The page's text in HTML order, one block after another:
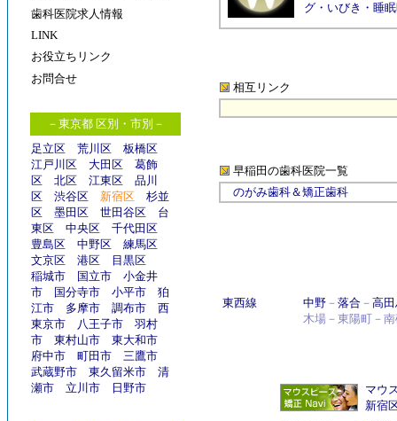
歯科医院求人情報
LINK
お役立ちリンク
お問合せ
－東京都 区別・市別－
足立区
荒川区
板橋区
江戸川区
大田区
葛飾
区
北区 江東区
品川
区
渋谷区 新宿区
杉並
区
墨田区 世田谷区
台
東区
中央区
千代田区
豊島区
中野区
練馬区
文京区
港区
目黒区
稲城市
国立市 小金井
市
国分寺市 小平市
狛
江市
多摩市 調布市
西
東京市
八王子市
羽村
市
東村山市
東大和市
府中市
町田市
三鷹市
武蔵野市
東久留米市
清
瀬市
立川市 日野市
グ・ いびき ・ 睡
相互リンク
早稲田の歯科医院一覧
のがみ歯科＆矯正歯科
東西線 中野－ 落合－ 高
木場－ 東陽町－
マウ
新宿